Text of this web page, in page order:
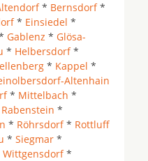
* Bernsdorf*
* Einsiedel *
Gablenz * Glösa-
* Helbersdorf*
* Kappel *
Altenhain
* Mittelbach *
Rabenstein *
* Röhrsdorf* Rottluff
* Siegmar *
Wittgensdorf*